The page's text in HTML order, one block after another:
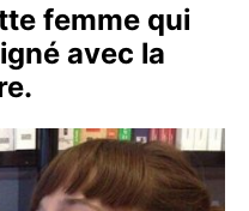
femme qui
avec la